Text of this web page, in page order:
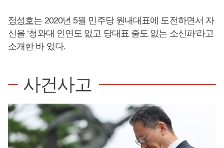
정성호는 2020년 5월 민주당 원내대표에 도전하면서 자
신을 ‘청와대 인연도 없고 당대표 줄도 없는 소신파‘라고
소개한 바 있다.
사건사고